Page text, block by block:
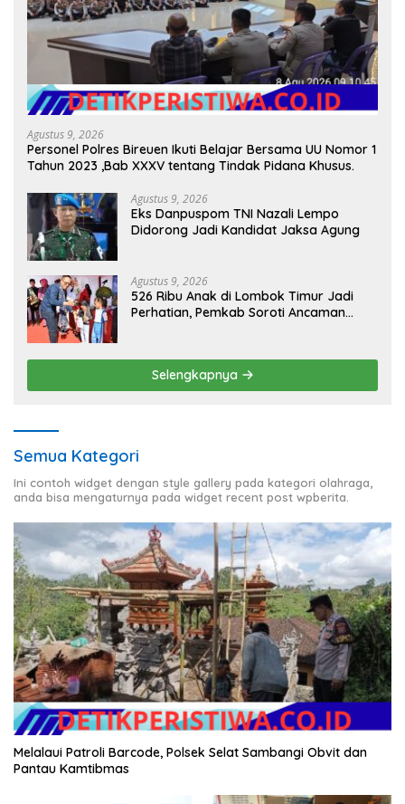
Agustus 9, 2026
Personel Polres Bireuen Ikuti Belajar Bersama UU Nomor 1
Tahun 2023 ,Bab XXXV tentang Tindak Pidana Khusus.
Agustus 9, 2026
Eks Danpuspom TNI Nazali Lempo
Didorong Jadi Kandidat Jaksa Agung
Agustus 9, 2026
526 Ribu Anak di Lombok Timur Jadi
Perhatian, Pemkab Soroti Ancaman
Selengkapnya
Semua Kategori
Ini contoh widget dengan style gallery pada kategori olahraga,
anda bisa mengaturnya pada widget recent post wpberita.
Melalaui Patroli Barcode, Polsek Selat Sambangi Obvit dan
Pantau Kamtibmas